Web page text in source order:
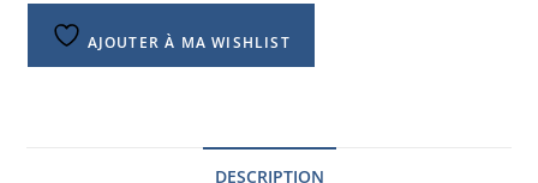
AJOUTER À MA WISHLIST
DESCRIPTION